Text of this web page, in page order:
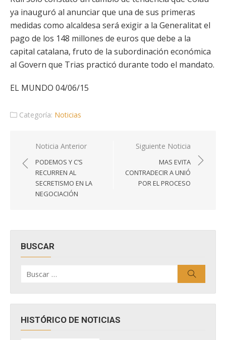
ya inauguró al anunciar que una de sus primeras
medidas como alcaldesa será exigir a la Generalitat el
pago de los 148 millones de euros que debe a la
capital catalana, fruto de la subordinación económica
al Govern que Trias practicó durante todo el mandato.
EL MUNDO 04/06/15
Categoría: Noticias
Navegación
de
entradas
Noticia Anterior
PODEMOS Y C’S
RECURREN AL
SECRETISMO EN LA
NEGOCIACIÓN
Siguiente Noticia
MAS EVITA
CONTRADECIR A UNIÓ
POR EL PROCESO
BUSCAR
por:
HISTÓRICO DE NOTICIAS